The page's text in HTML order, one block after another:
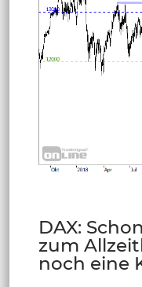
DAX:
zum
noch eine